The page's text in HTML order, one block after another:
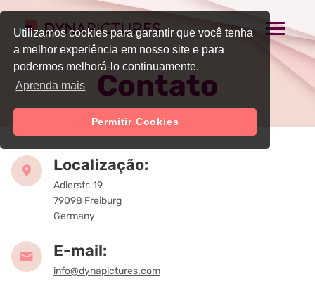
Utilizamos cookies para garantir que você tenha
a melhor experiência em nosso site e para
podermos melhorá-lo continuamente.
Aprenda mais
Permitir Cookies
Contato
Localização:
Adlerstr. 19
79098 Freiburg
Germany
E-mail:
info@dynapictures.com